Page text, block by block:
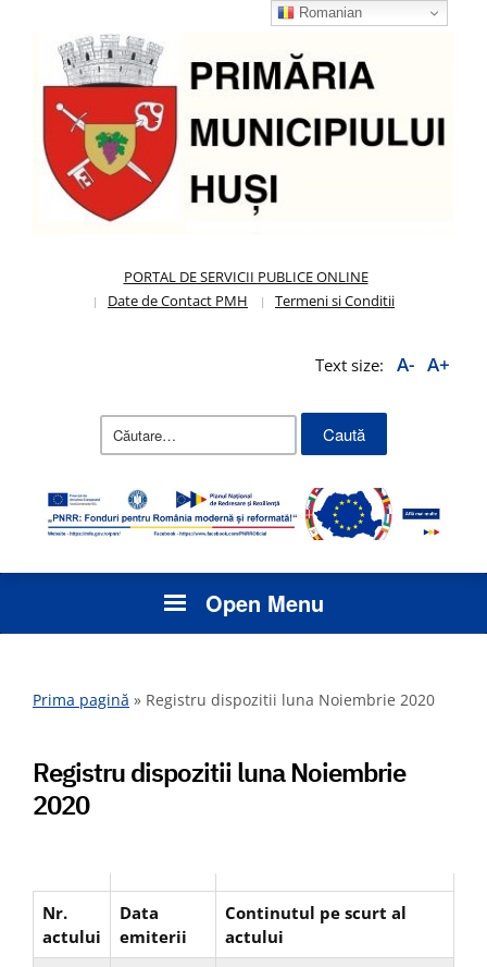
PORTAL DE SERVICII PUBLICE ONLINE
Date de Contact PMH
Termeni si Conditii
Text size: A- A+
Caută
Open Menu
Prima pagină » Registru dispozitii luna Noiembrie 2020
Registru dispozitii luna Noiembrie
2020
Nr.
actului
Data
emiterii
Continutul pe scurt al
actului
Romanian